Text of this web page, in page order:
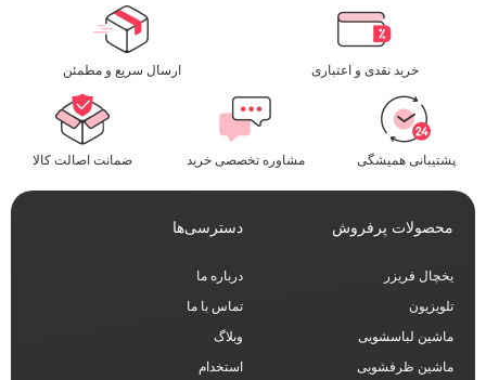
خرید نقدی و اعتباری ارسال سریع و مطمئن​
پشتیبانی همیشگی مشاوره تخصصی خرید ضمانت اصالت کالا
محصولات پرفروش
یخچال فریزر
تلویزیون
ماشین لباسشویی
ماشین ظرفشویی
دسترسی‌ها
درباره ما
تماس با ما
وبلاگ
استخدام